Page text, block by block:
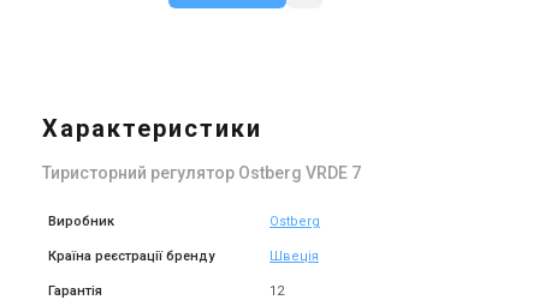
Характеристики
Тиристорний регулятор Ostberg VRDE 7
Виробник Ostberg
Країна реєстрації бренду Швеція
Гарантія 12